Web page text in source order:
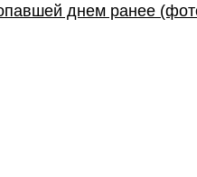
днем ранее